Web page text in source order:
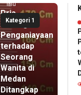
Kategori 1
lalu
Pria
Terduga
Penganiayaan
terhadap
Seorang
Wanita di
Medan
Ditangkap